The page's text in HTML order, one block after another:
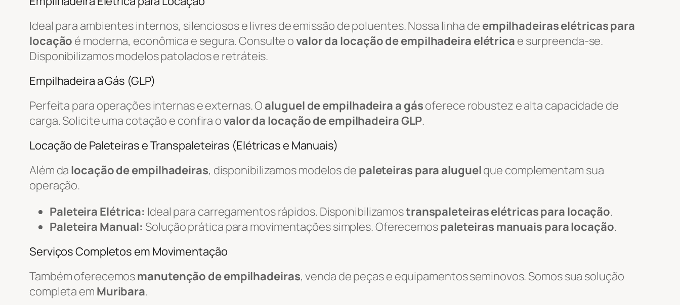
Ideal para ambientes internos, silenciosos e livres de emissão de poluentes. Nossa linha de empilhadeiras elétricas para
locação é moderna, econômica e segura. Consulte ovalor da locação de empilhadeira elétrica e surpreenda-se.
Disponibilizamos modelos patolados e retráteis.
Empilhadeira a Gás (GLP)
Perfeita para operações internas e externas. O aluguel de empilhadeira a gásoferece robustez e alta capacidade de
carga. Solicite uma cotação e confira ovalor da locação de empilhadeira GLP.
Locação de Paleteiras e Transpaleteiras (Elétricas e Manuais)
Além da locação de empilhadeiras, disponibilizamos modelos de paleteiras para aluguelque complementam sua
operação.
Paleteira Elétrica: Ideal para carregamentos rápidos. Disponibilizamostranspaleteiras elétricas para locação.
Paleteira Manual: Solução prática para movimentações simples. Oferecemospaleteiras manuais para locação.
Serviços Completos em Movimentação
Também oferecemosmanutenção de empilhadeiras, venda de peças e equipamentos seminovos. Somos sua solução
completa em Muribara.